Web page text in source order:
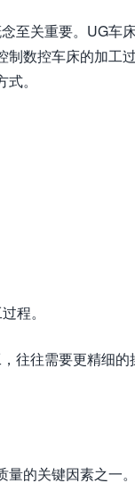
至关重要。UG车
数控车床的加工
。
程。
往往需要更精细
的关键因素之一